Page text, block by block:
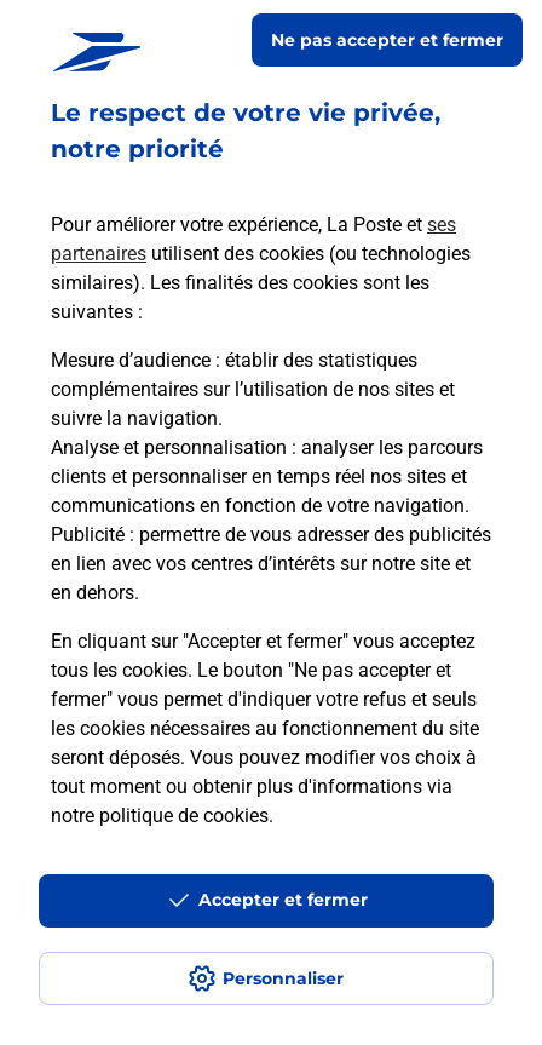
Le respect de votre vie privée,
notre priorité
Pour améliorer votre expérience, La Poste et ses
partenaires utilisent des cookies (ou technologies
similaires). Les finalités des cookies sont les
suivantes :
Mesure d’audience : établir des statistiques
complémentaires sur l’utilisation de nos sites et
suivre la navigation.
Analyse et personnalisation : analyser les parcours
clients et personnaliser en temps réel nos sites et
communications en fonction de votre navigation.
Publicité : permettre de vous adresser des publicités
en lien avec vos centres d’intérêts sur notre site et
en dehors.
En cliquant sur "Accepter et fermer" vous acceptez
tous les cookies. Le bouton "Ne pas accepter et
fermer" vous permet d'indiquer votre refus et seuls
les cookies nécessaires au fonctionnement du site
seront déposés. Vous pouvez modifier vos choix à
tout moment ou obtenir plus d'informations via
notre politique de cookies.
Personnaliser
Ne pas accepter et fermer
Accepter et fermer
Acheter un smartphone Samsung
Vous recherchez un smartphone pas cher proche
de chez vous ? Découvrez notre offre de
En savoir plus
En savoir plus
Souscrire à la téléassistance
Besoin d’un système de téléassistance à l’intérieur
et/ou à l’extérieur de votre domicile ? Découvrez
les offres téléalarme dans votre bureau de Poste à
SAINT SERVAN SUR MER.
En savoir plus
ST MALO
SAINT SERVAN SUR MER
Accessibilité : partiellement conforme
Conditions contractuelles
Mentions légales